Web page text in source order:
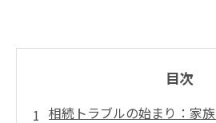
目次
相続トラブルの始まり：家